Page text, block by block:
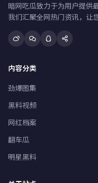
暗网吃瓜致力于为用户提供
我们汇聚全网热门资讯，让
内容分类
劲爆图集
黑料视频
网红档案
翻车瓜
明星黑料